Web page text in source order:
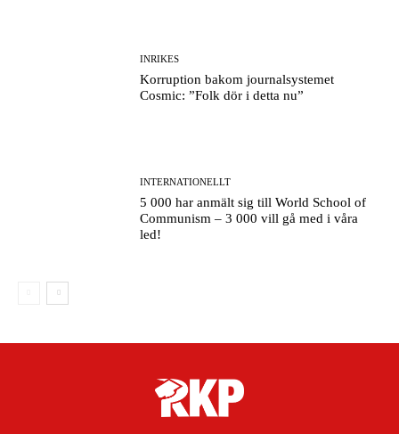
INRIKES
Korruption bakom journalsystemet
Cosmic: ”Folk dör i detta nu”
INTERNATIONELLT
5 000 har anmält sig till World School of
Communism – 3 000 vill gå med i våra
led!